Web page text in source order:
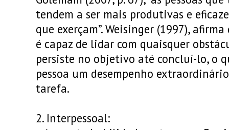
tendem a ser mais produtivas e
que exerçam”. Weisinger (1997),
é capaz de lidar com quaisquer
persiste no objetivo até concluí-lo, o
pessoa um desempenho
tarefa.
2. Interpessoal: